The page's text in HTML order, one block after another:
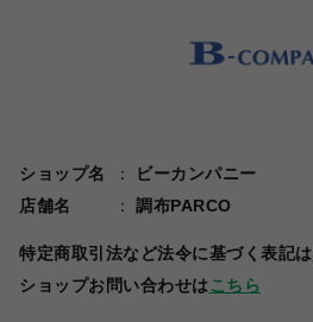
ショップ名
ビーカンパニー
店舗名
調布PARCO
特定商取引法など法令に基づく表記は
ショップお問い合わせはこちら